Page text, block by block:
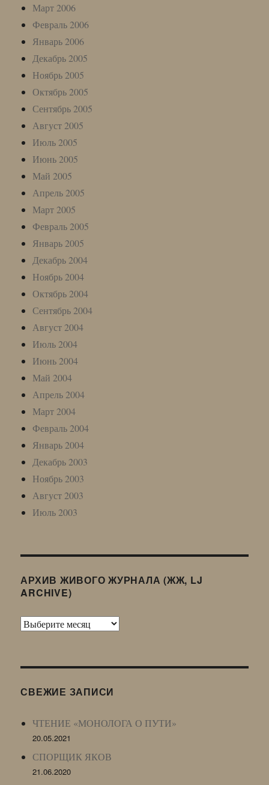
Март 2006
Февраль 2006
Январь 2006
Декабрь 2005
Ноябрь 2005
Октябрь 2005
Сентябрь 2005
Август 2005
Июль 2005
Июнь 2005
Май 2005
Апрель 2005
Март 2005
Февраль 2005
Январь 2005
Декабрь 2004
Ноябрь 2004
Октябрь 2004
Сентябрь 2004
Август 2004
Июль 2004
Июнь 2004
Май 2004
Апрель 2004
Март 2004
Февраль 2004
Январь 2004
Декабрь 2003
Ноябрь 2003
Август 2003
Июль 2003
АРХИВ ЖИВОГО ЖУРНАЛА (ЖЖ, LJ
ARCHIVE)
Архив
LJ
СВЕЖИЕ ЗАПИСИ
ЧТЕНИЕ «МОНОЛОГА О ПУТИ»
20.05.2021
СПОРЩИК ЯКОВ
21.06.2020